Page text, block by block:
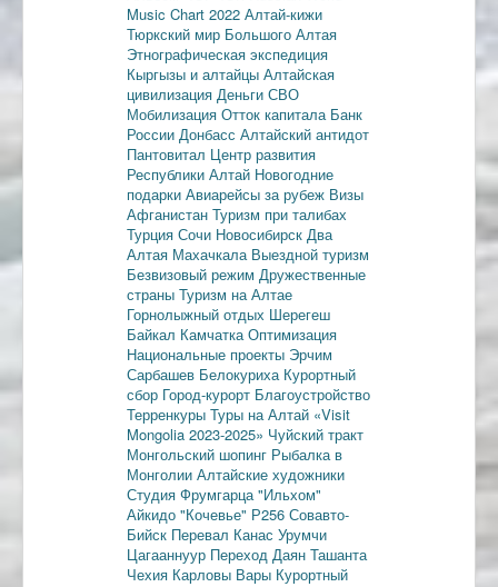
Music Chart 2022 Алтай-кижи
Тюркский мир Большого Алтая
Этнографическая экспедиция
Кыргызы и алтайцы Алтайская
цивилизация Деньги СВО
Мобилизация Отток капитала Банк
России Донбасс Алтайский антидот
Пантовитал Центр развития
Республики Алтай Новогодние
подарки Авиарейсы за рубеж Визы
Афганистан Туризм при талибах
Турция Сочи Новосибирск Два
Алтая Махачкала Выездной туризм
Безвизовый режим Дружественные
страны Туризм на Алтае
Горнолыжный отдых Шерегеш
Байкал КамчаткаОптимизация
Национальные проекты Эрчим
Сарбашев Белокуриха Курортный
сбор Город-курорт Благоустройство
Терренкуры Туры на Алтай «Visit
Mongolia 2023-2025» Чуйский тракт
Монгольский шопинг Рыбалка в
Монголии Алтайские художники
Студия Фрумгарца"Ильхом"
Айкидо "Кочевье" Р256 Совавто-
Бийск Перевал Канас Урумчи
Цагааннуур Переход Даян Ташанта
Чехия Карловы Вары Курортный